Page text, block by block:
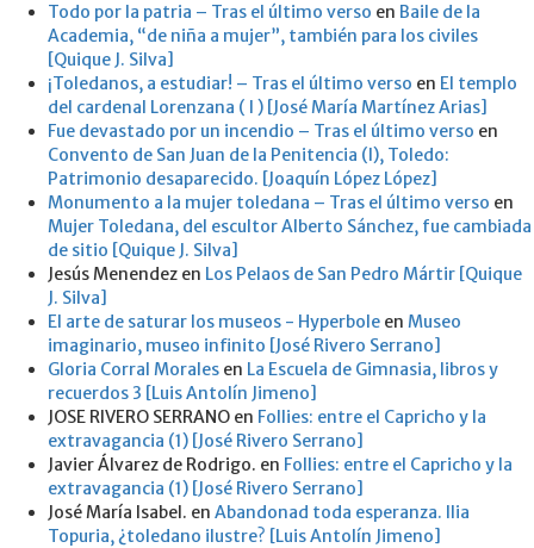
Todo por la patria – Tras el último verso en Baile de la
Academia, “de niña a mujer”, también para los civiles
[Quique J. Silva]
¡Toledanos, a estudiar! – Tras el último verso en El templo
del cardenal Lorenzana ( I ) [José María Martínez Arias]
Fue devastado por un incendio – Tras el último verso en
Convento de San Juan de la Penitencia (I), Toledo:
Patrimonio desaparecido. [Joaquín López López]
Monumento a la mujer toledana – Tras el último verso en
Mujer Toledana, del escultor Alberto Sánchez, fue cambiada
de sitio [Quique J. Silva]
Jesús Menendez en Los Pelaos de San Pedro Mártir [Quique
J. Silva]
El arte de saturar los museos - Hyperbole en Museo
imaginario, museo infinito [José Rivero Serrano]
Gloria Corral Morales en La Escuela de Gimnasia, libros y
recuerdos 3 [Luis Antolín Jimeno]
JOSE RIVERO SERRANO en Follies: entre el Capricho y la
extravagancia (1) [José Rivero Serrano]
Javier Álvarez de Rodrigo. en Follies: entre el Capricho y la
extravagancia (1) [José Rivero Serrano]
José María Isabel. en Abandonad toda esperanza. Ilia
Topuria, ¿toledano ilustre? [Luis Antolín Jimeno]